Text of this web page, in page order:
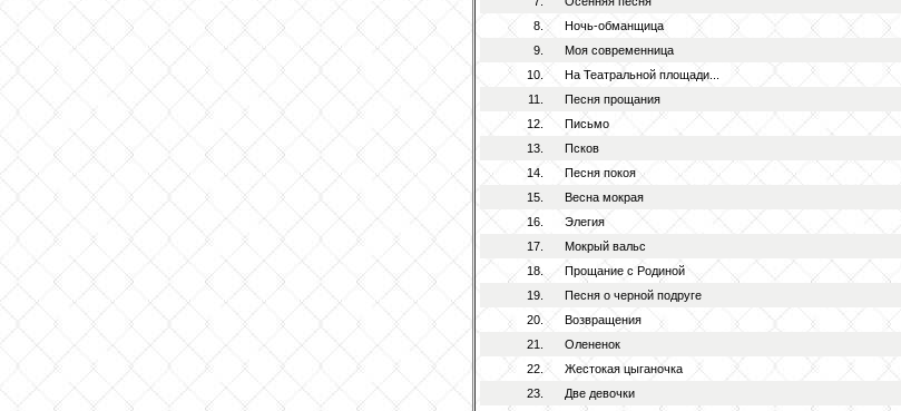
8.
Ночь-обманщица
9.
Моя современница
10.
На Театральной площади...
11.
Песня прощания
12.
Письмо
13.
Псков
14.
Песня покоя
15.
Весна мокрая
16.
Элегия
17.
Мокрый вальс
18.
Прощание с Родиной
19.
Песня о черной подруге
20.
Возвращения
21.
Олененок
22.
Жестокая цыганочка
23.
Две девочки